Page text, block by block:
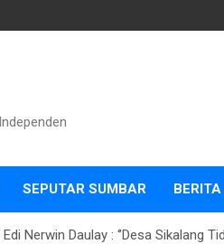
SEPUTAR SUMBAR BERITA
Edi Nerwin Daulay : ‘’Desa Sikalang